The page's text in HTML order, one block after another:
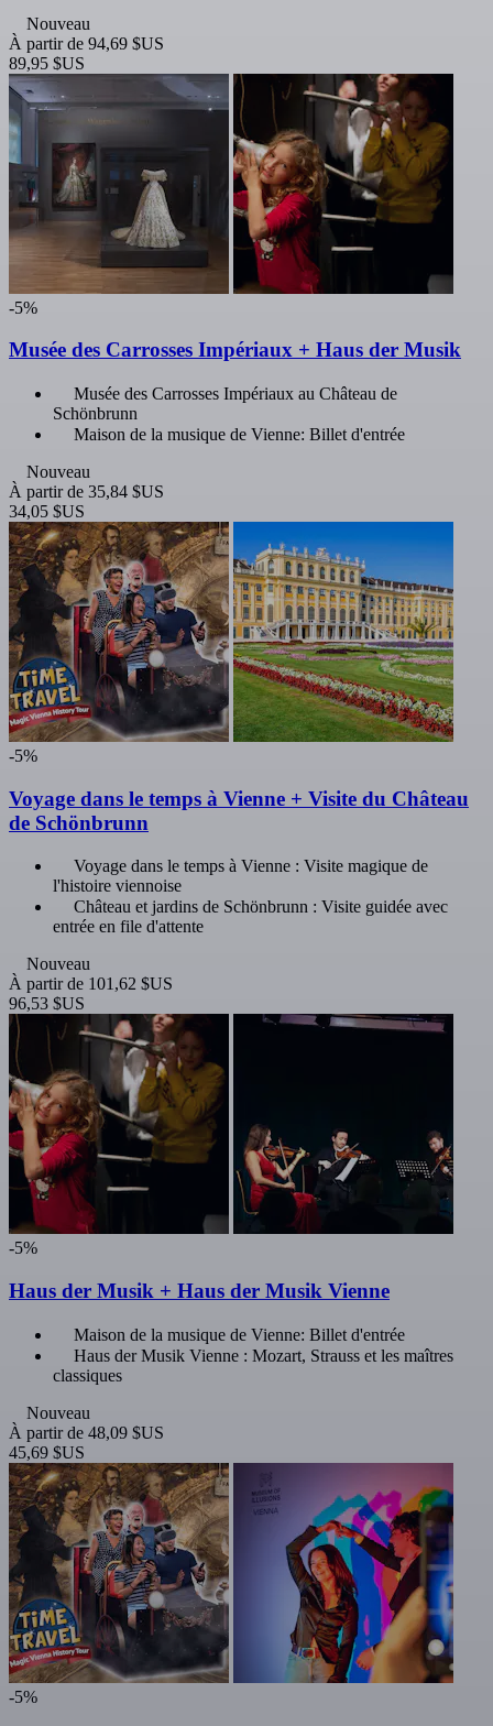
Nouveau
À partir de 94,69 $US
89,95 $US
-5%
Musée des Carrosses Impériaux + Haus der Musik
Musée des Carrosses Impériaux au Château de
Schönbrunn
Maison de la musique de Vienne: Billet d'entrée
Nouveau
À partir de 35,84 $US
34,05 $US
-5%
Voyage dans le temps à Vienne + Visite du Château
de Schönbrunn
Voyage dans le temps à Vienne : Visite magique de
l'histoire viennoise
Château et jardins de Schönbrunn : Visite guidée avec
entrée en file d'attente
Nouveau
À partir de 101,62 $US
96,53 $US
-5%
Haus der Musik + Haus der Musik Vienne
Maison de la musique de Vienne: Billet d'entrée
Haus der Musik Vienne : Mozart, Strauss et les maîtres
classiques
Nouveau
À partir de 48,09 $US
45,69 $US
-5%